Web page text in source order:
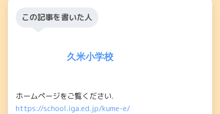
この記事を書いた人
久米小学校
ホームページをご覧ください.
https://school.iga.ed.jp/kume-e/